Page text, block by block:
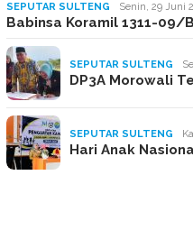
SEPUTAR SULTENG Senin, 29 Juni
Babinsa Koramil 1311-09/
SEPUTAR SULTENG
DP3A Morowali
SEPUTAR SULTENG
Hari Anak